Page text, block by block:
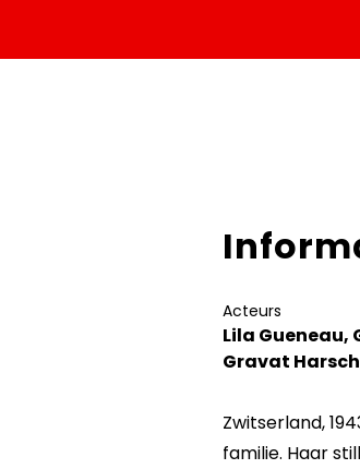
Acteurs
Lila Gueneau,
Gravat
Zwitserland,
familie. Haar